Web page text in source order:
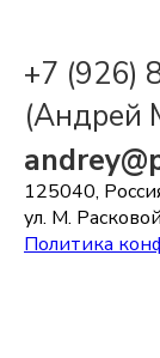
+7 (926)
(Андрей
125040,
ул. М.
Политика